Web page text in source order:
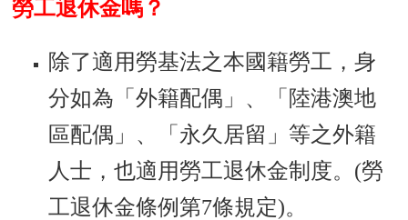
勞工退休金嗎？
除了適用勞基法之本國籍勞工，身
分如為「外籍配偶」、「陸港澳地
區配偶」、「永久居留」等之外籍
人士，也適用勞工退休金制度。(勞
工退休金條例第7條規定)。